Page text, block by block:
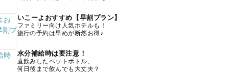
いこーよおすすめ【早割プラン】
ファミリー向け人気ホテルも！
旅行の予約は早めが断然お得♪
水分補給時は要注意！
直飲みしたペットボトル、
何日後まで飲んでも大丈夫？